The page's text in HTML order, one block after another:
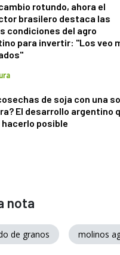
rotundo, ahora el
brasilero destaca las
condiciones del agro
para invertir: "Los veo
de soja con una
El desarrollo argentino
posible
nota
de granos molinos